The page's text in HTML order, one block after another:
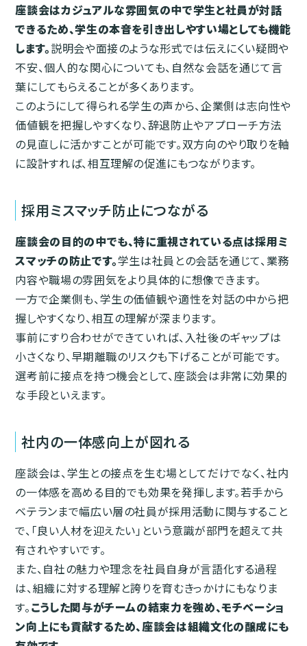
座談会はカジュアルな雰囲気の中で学生と社員が対話
できるため、学生の本音を引き出しやすい場としても機能
します。説明会や面接のような形式では伝えにくい疑問や
不安、個人的な関心についても、自然な会話を通じて言
葉にしてもらえることが多くあります。
このようにして得られる学生の声から、企業側は志向性や
価値観を把握しやすくなり、辞退防止やアプローチ方法
の見直しに活かすことが可能です。双方向のやり取りを軸
に設計すれば、相互理解の促進にもつながります。
採用ミスマッチ防止につながる
座談会の目的の中でも、特に重視されている点は採用ミ
スマッチの防止です。学生は社員との会話を通じて、業務
内容や職場の雰囲気をより具体的に想像できます。
一方で企業側も、学生の価値観や適性を対話の中から把
握しやすくなり、相互の理解が深まります。
事前にすり合わせができていれば、入社後のギャップは
小さくなり、早期離職のリスクも下げることが可能です。
選考前に接点を持つ機会として、座談会は非常に効果的
な手段といえます。
社内の一体感向上が図れる
座談会は、学生との接点を生む場としてだけでなく、社内
の一体感を高める目的でも効果を発揮します。若手から
ベテランまで幅広い層の社員が採用活動に関与すること
で、「良い人材を迎えたい」という意識が部門を超えて共
有されやすいです。
また、自社の魅力や理念を社員自身が言語化する過程
は、組織に対する理解と誇りを育むきっかけにもなりま
す。こうした関与がチームの結束力を強め、モチベーショ
ン向上にも貢献するため、座談会は組織文化の醸成にも